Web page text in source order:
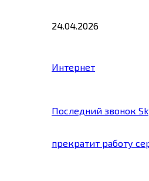
24.04.2026
Интернет
Последний звонок
прекратит работу